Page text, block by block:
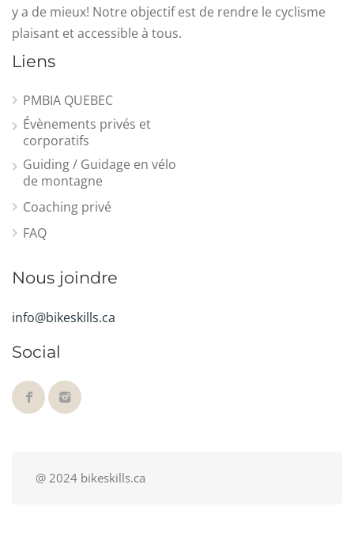
y a de mieux! Notre objectif est de rendre le cyclisme
plaisant et accessible à tous.
Liens
PMBIA QUEBEC
Évènements privés et
corporatifs
Guiding / Guidage en vélo
de montagne
Coaching privé
FAQ
Nous joindre
info@bikeskills.ca
Social
@ 2024 bikeskills.ca